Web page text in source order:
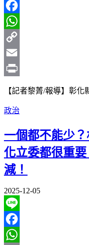
Line
Facebook
WhatsApp
Copy
Link
Email
【記者黎菁/報導】彰
政治
一個都不能少
化立委都很重
減！
2025-12-05
Line
Facebook